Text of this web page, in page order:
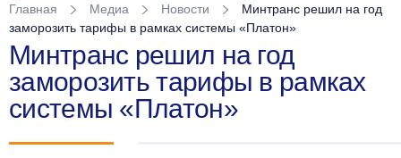
Главная Медиа Новости
Минтранс решил на год
заморозить тарифы в рамках системы «Платон»
Минтранс решил на год
заморозить тарифы в рамках
системы «Платон»